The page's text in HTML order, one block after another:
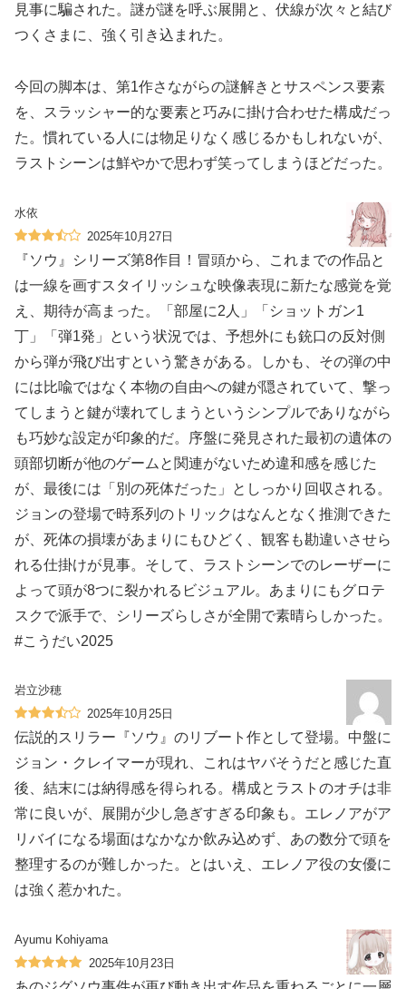
見事に騙された。謎が謎を呼ぶ展開と、伏線が次々と結び
つくさまに、強く引き込まれた。
今回の脚本は、第1作さながらの謎解きとサスペンス要素
を、スラッシャー的な要素と巧みに掛け合わせた構成だっ
た。慣れている人には物足りなく感じるかもしれないが、
ラストシーンは鮮やかで思わず笑ってしまうほどだった。
水依
2025年10月27日
『ソウ』シリーズ第8作目！冒頭から、これまでの作品と
は一線を画すスタイリッシュな映像表現に新たな感覚を覚
え、期待が高まった。「部屋に2人」「ショットガン1
丁」「弾1発」という状況では、予想外にも銃口の反対側
から弾が飛び出すという驚きがある。しかも、その弾の中
には比喩ではなく本物の自由への鍵が隠されていて、撃っ
てしまうと鍵が壊れてしまうというシンプルでありながら
も巧妙な設定が印象的だ。序盤に発見された最初の遺体の
頭部切断が他のゲームと関連がないため違和感を感じた
が、最後には「別の死体だった」としっかり回収される。
ジョンの登場で時系列のトリックはなんとなく推測できた
が、死体の損壊があまりにもひどく、観客も勘違いさせら
れる仕掛けが見事。そして、ラストシーンでのレーザーに
よって頭が8つに裂かれるビジュアル。あまりにもグロテ
スクで派手で、シリーズらしさが全開で素晴らしかった。
#こうだい2025
岩立沙穂
2025年10月25日
伝説的スリラー『ソウ』のリブート作として登場。中盤に
ジョン・クレイマーが現れ、これはヤバそうだと感じた直
後、結末には納得感を得られる。構成とラストのオチは非
常に良いが、展開が少し急ぎすぎる印象も。エレノアがア
リバイになる場面はなかなか飲み込めず、あの数分で頭を
整理するのが難しかった。とはいえ、エレノア役の女優に
は強く惹かれた。
Ayumu Kohiyama
2025年10月23日